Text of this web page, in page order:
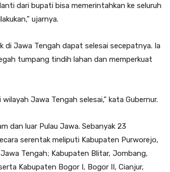
dari bupati bisa memerintahkan ke seluruh
ujarnya.
Jawa Tengah dapat selesai secepatnya. Ia
tumpang tindih lahan dan memperkuat
Jawa Tengah selesai,” kata Gubernur.
dan luar Pulau Jawa. Sebanyak 23
serentak meliputi Kabupaten Purworejo,
Tengah; Kabupaten Blitar, Jombang,
Kabupaten Bogor I, Bogor II, Cianjur,